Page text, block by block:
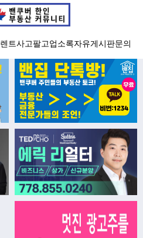
렌트사고팔고업소록자유게시판문의